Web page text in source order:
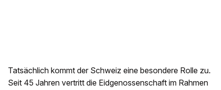
Tatsächlich kommt der Schweiz eine besondere Rolle zu.
Seit 45 Jahren vertritt die Eidgenossenschaft im Rahmen